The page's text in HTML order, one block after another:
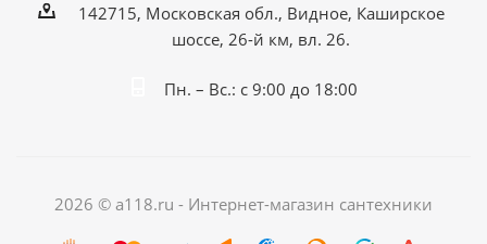
142715, Московская обл., Видное, Каширское
шоссе, 26-й км, вл. 26.
Пн. – Вс.: с 9:00 до 18:00
2026 © a118.ru - Интернет-магазин сантехники